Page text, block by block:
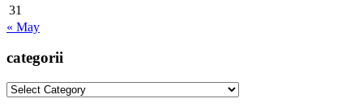
31
« May
categorii
categorii